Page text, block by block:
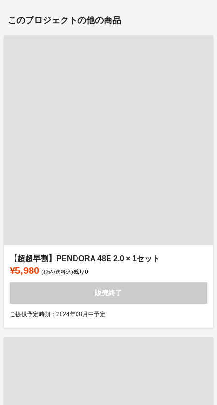
このプロジェクトの他の商品
【超超早割】PENDORA 48E 2.0 × 1セット
¥5,980 (税込/送料込)残り0
販売終了
ご提供予定時期：2024年08月中予定